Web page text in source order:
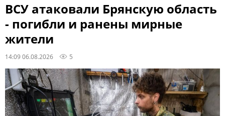
ВСУ атаковали Брянскую область
- погибли и ранены мирные
жители
14:09 06.08.2026 5